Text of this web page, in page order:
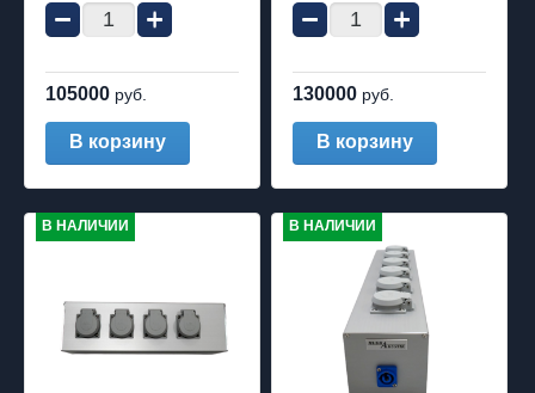
− +
105000 руб.
В корзину
− +
130000 руб.
В корзину
В НАЛИЧИИ В НАЛИЧИИ